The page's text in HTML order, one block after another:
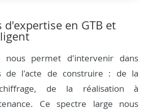
d'expertise en GTB et
nous permet d'intervenir dans
de l'acte de construire : de la
de la réalisation à
Ce spectre large nous